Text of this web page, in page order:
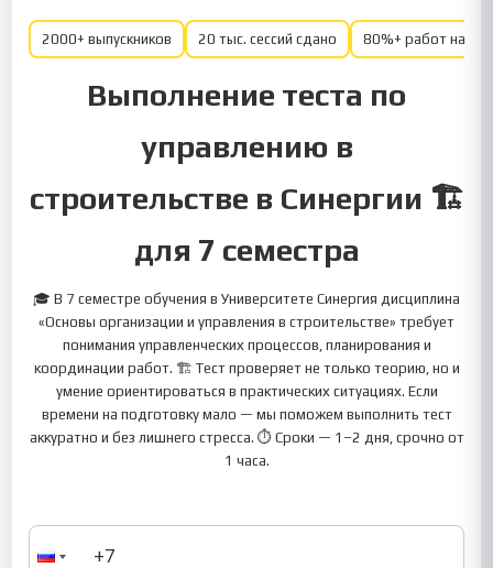
2000+ выпускников 20 тыс. сессий сдано 80%+ работ на
Выполнение теста по
управлению в
строительстве в Синергии 🏗️
для 7 семестра
🎓 В 7 семестре обучения в Университете Синергия дисциплина
«Основы организации и управления в строительстве» требует
понимания управленческих процессов, планирования и
координации работ. 🏗️ Тест проверяет не только теорию, но и
умение ориентироваться в практических ситуациях. Если
времени на подготовку мало — мы поможем выполнить тест
аккуратно и без лишнего стресса. ⏱ Сроки — 1–2 дня, срочно от
1 часа.